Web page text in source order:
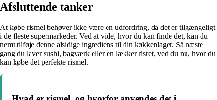
Afsluttende tanker
At købe rismel behøver ikke være en udfordring, da det er tilgængeligt
i de fleste supermarkeder. Ved at vide, hvor du kan finde det, kan du
nemt tilføje denne alsidige ingrediens til din køkkenlager. Så næste
gang du laver sushi, bagværk eller en lækker risret, ved du nu, hvor du
kan købe det perfekte rismel.